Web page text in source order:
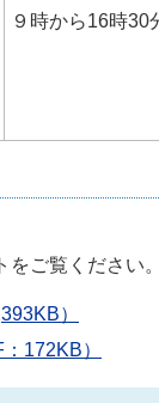
９時から16時30
ご覧ください。
）
172KB）